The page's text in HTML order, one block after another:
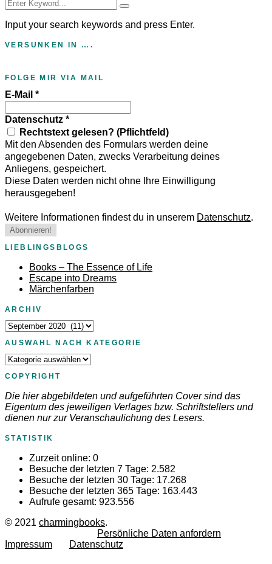
Input your search keywords and press Enter.
VERSUNKEN IN ….
FOLGE MIR VIA MAIL
E-Mail *
Datenschutz *
Rechtstext gelesen? (Pflichtfeld)
Mit den Absenden des Formulars werden deine
angegebenen Daten, zwecks Verarbeitung deines
Anliegens, gespeichert.
Diese Daten werden nicht ohne Ihre Einwilligung
herausgegeben!
Weitere Informationen findest du in unserem Datenschutz.
LIEBLINGSBLOGS
Books – The Essence of Life
Escape into Dreams
Märchenfarben
ARCHIV
Archiv
AUSWAHL NACH KATEGORIE
Auswahl
Kategorie
COPYRIGHT
Die hier abgebildeten und aufgeführten Cover sind das
Eigentum des jeweiligen Verlages bzw. Schriftstellers und
dienen nur zur Veranschaulichung des Lesers.
STATISTIK
Zurzeit online: 0
Besuche der letzten 7 Tage: 2.582
Besuche der letzten 30 Tage: 17.268
Besuche der letzten 365 Tage: 163.443
Aufrufe gesamt: 923.556
© 2021 charmingbooks.
Persönliche Daten anfordern
Impressum
Datenschutz